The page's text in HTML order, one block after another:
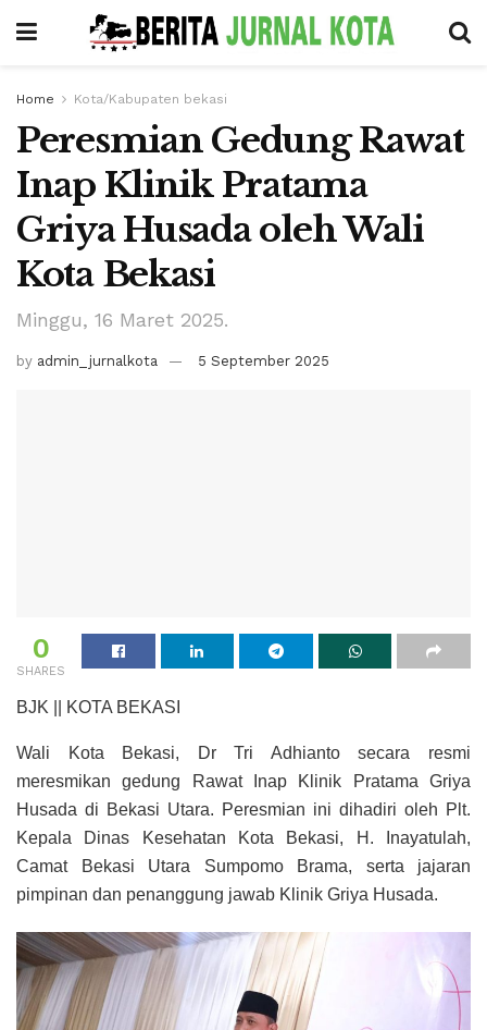
Home Kota/Kabupaten bekasi
Peresmian Gedung Rawat
Inap Klinik Pratama
Griya Husada oleh Wali
Kota Bekasi
Minggu, 16 Maret 2025.
by admin_jurnalkota 5 September 2025
0
SHARES
BJK || KOTA BEKASI
Wali Kota Bekasi, Dr Tri Adhianto secara resmi
meresmikan gedung Rawat Inap Klinik Pratama Griya
Husada di Bekasi Utara. Peresmian ini dihadiri oleh Plt.
Kepala Dinas Kesehatan Kota Bekasi, H. Inayatulah,
Camat Bekasi Utara Sumpomo Brama, serta jajaran
pimpinan dan penanggung jawab Klinik Griya Husada.